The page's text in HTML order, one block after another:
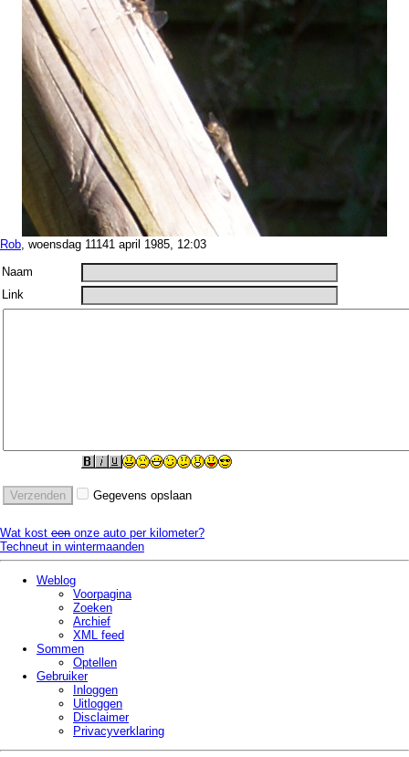
Rob, woensdag 11141 april 1985, 12:03
Naam
Link
Gegevens opslaan
Wat kost een onze auto per kilometer?
Techneut in wintermaanden
Weblog
Voorpagina
Zoeken
Archief
XML feed
Sommen
Optellen
Gebruiker
Inloggen
Uitloggen
Disclaimer
Privacy­verklaring